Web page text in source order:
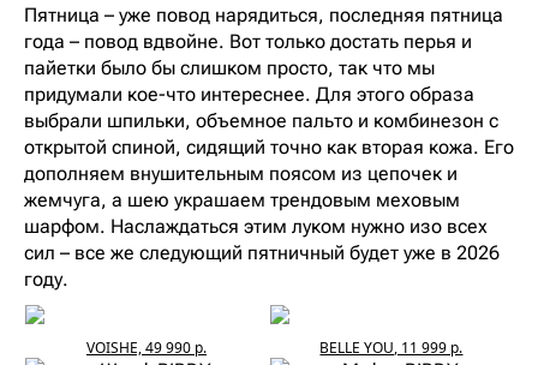
Пятница – уже повод нарядиться, последняя пятница
года – повод вдвойне. Вот только достать перья и
пайетки было бы слишком просто, так что мы
придумали кое-что интереснее. Для этого образа
выбрали шпильки, объемное пальто и комбинезон с
открытой спиной, сидящий точно как вторая кожа. Его
дополняем внушительным поясом из цепочек и
жемчуга, а шею украшаем трендовым меховым
шарфом. Наслаждаться этим луком нужно изо всех
сил – все же следующий пятничный будет уже в 2026
году.
VOISHE, 49 990 р. BELLE YOU, 11 999 р.